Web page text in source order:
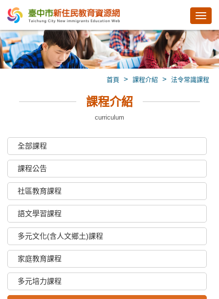
首頁 > 課程介紹 > 法令常識課程
課程介紹
curriculum
全部課程
課程公告
社區教育課程
語文學習課程
多元文化(含人文鄉土)課程
家庭教育課程
多元培力課程